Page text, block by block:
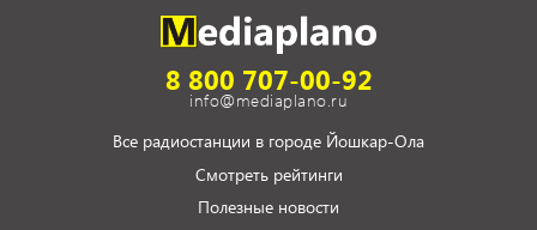
8 800 707-00-92
info@mediaplano.ru
Все радиостанции в городе Йошкар-Ола
Смотреть рейтинги
Полезные новости